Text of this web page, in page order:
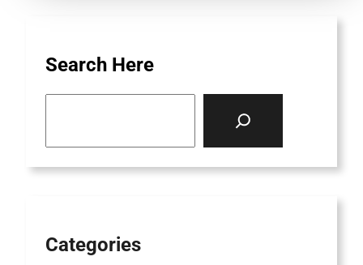
Search Here
Categories